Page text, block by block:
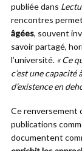
publiée dans
rencontres
âgées, souvent
savoir partagé,
l’université. « Ce
c’est une
d’existence en
Ce renversement
publications
documentent